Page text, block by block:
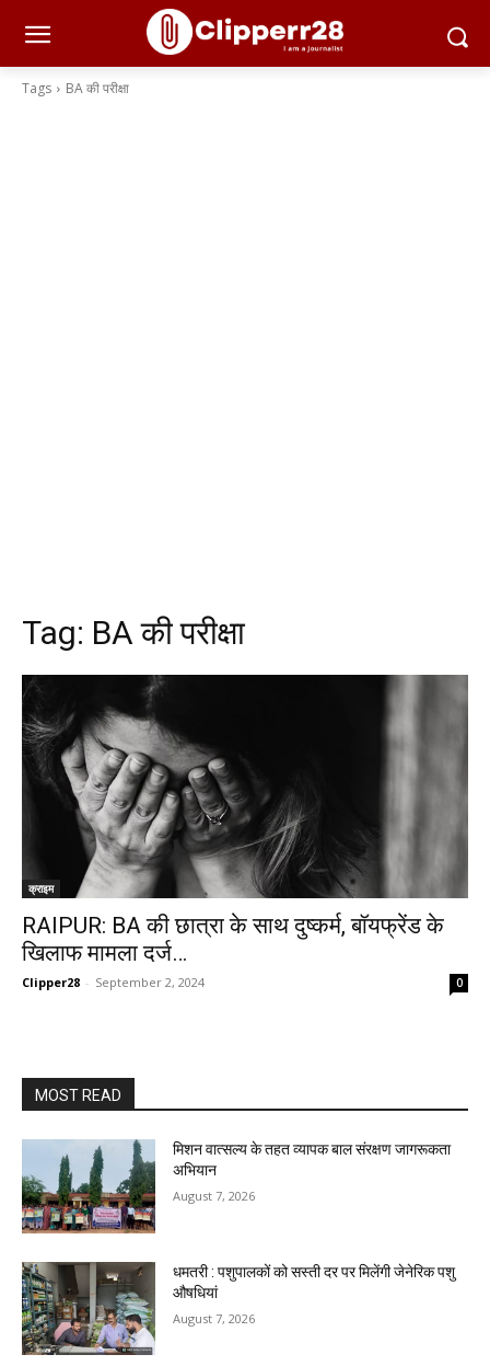
Tags BA की परीक्षा
Tag: BA की परीक्षा
क्राइम
RAIPUR: BA की छात्रा के साथ दुष्कर्म, बॉयफ्रेंड के
खिलाफ मामला दर्ज…
Clipper28 - September 2, 2024 0
MOST READ
मिशन वात्सल्य के तहत व्यापक बाल संरक्षण जागरूकता
अभियान
August 7, 2026
धमतरी : पशुपालकों को सस्ती दर पर मिलेंगी जेनेरिक पशु
औषधियां
August 7, 2026